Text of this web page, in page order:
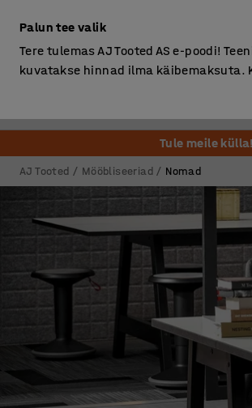
Tule meile
AJ Tooted Mööbliseeriad Nomad
Palun tee valik
Tere tulemas AJ Tooted AS e-poodi!
kuvatakse hinnad ilma käibemaksuta.